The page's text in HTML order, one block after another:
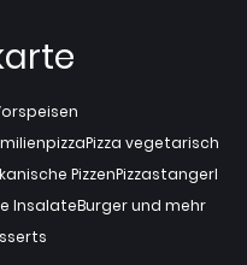
Pizza vegetarisch
PizzenPizzastangerl
InsalateBurger und mehr